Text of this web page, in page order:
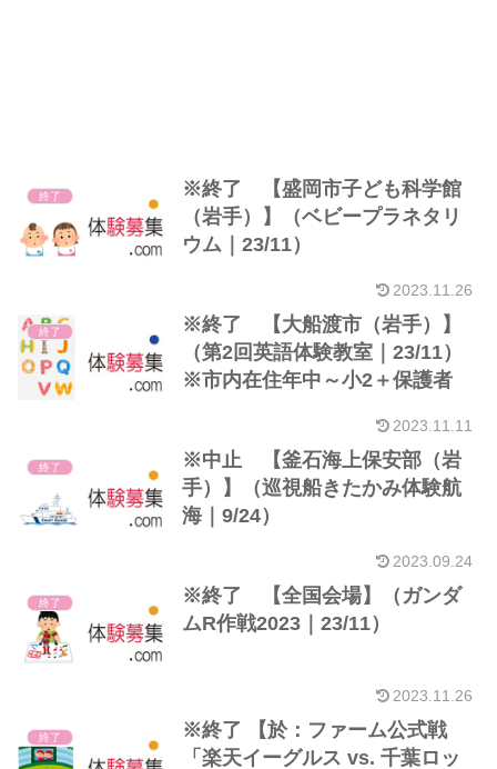
終了
※終了 【盛岡市子ども科学館
（岩手）】（ベビープラネタリ
ウム｜23/11）
2023.11.26
終了
※終了 【大船渡市（岩手）】
（第2回英語体験教室｜23/11）
※市内在住年中～小2＋保護者
2023.11.11
終了
※中止 【釜石海上保安部（岩
手）】（巡視船きたかみ体験航
海｜9/24）
2023.09.24
終了
※終了 【全国会場】（ガンダ
ムR作戦2023｜23/11）
2023.11.26
終了
※終了 【於：ファーム公式戦
「楽天イーグルス vs. 千葉ロッ